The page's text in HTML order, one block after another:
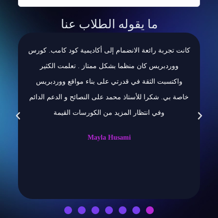
ما يقوله الطلاب عنا
كانت تجربة رائعة الانضمام إلى أكاديمية كود كامب. كورس
ووردبريس كان منظما بشكل ممتاز . تعلمت الكثير
واكتسبت الثقة في قدرتي على بناء مواقع ووردبريس
خاصة بي. شكرا للأستاذ محمد على النصائح و الدعم الدائم
وفي انتظار المزيد من الكورسات القيمة
Mayla Husami